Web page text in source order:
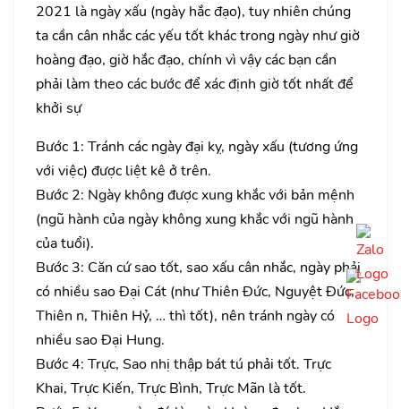
2021 là ngày xấu (ngày hắc đạo), tuy nhiên chúng
ta cần cân nhắc các yếu tốt khác trong ngày như giờ
hoàng đạo, giờ hắc đạo, chính vì vậy các bạn cần
phải làm theo các bước để xác định giờ tốt nhất để
khởi sự
Bước 1: Tránh các ngày đại kỵ, ngày xấu (tương ứng
với việc) được liệt kê ở trên.
Bước 2: Ngày không được xung khắc với bản mệnh
(ngũ hành của ngày không xung khắc với ngũ hành
của tuổi).
Bước 3: Căn cứ sao tốt, sao xấu cân nhắc, ngày phải
có nhiều sao Đại Cát (như Thiên Đức, Nguyệt Đức,
Thiên n, Thiên Hỷ, … thì tốt), nên tránh ngày có
nhiều sao Đại Hung.
Bước 4: Trực, Sao nhị thập bát tú phải tốt. Trực
Khai, Trực Kiến, Trực Bình, Trực Mãn là tốt.